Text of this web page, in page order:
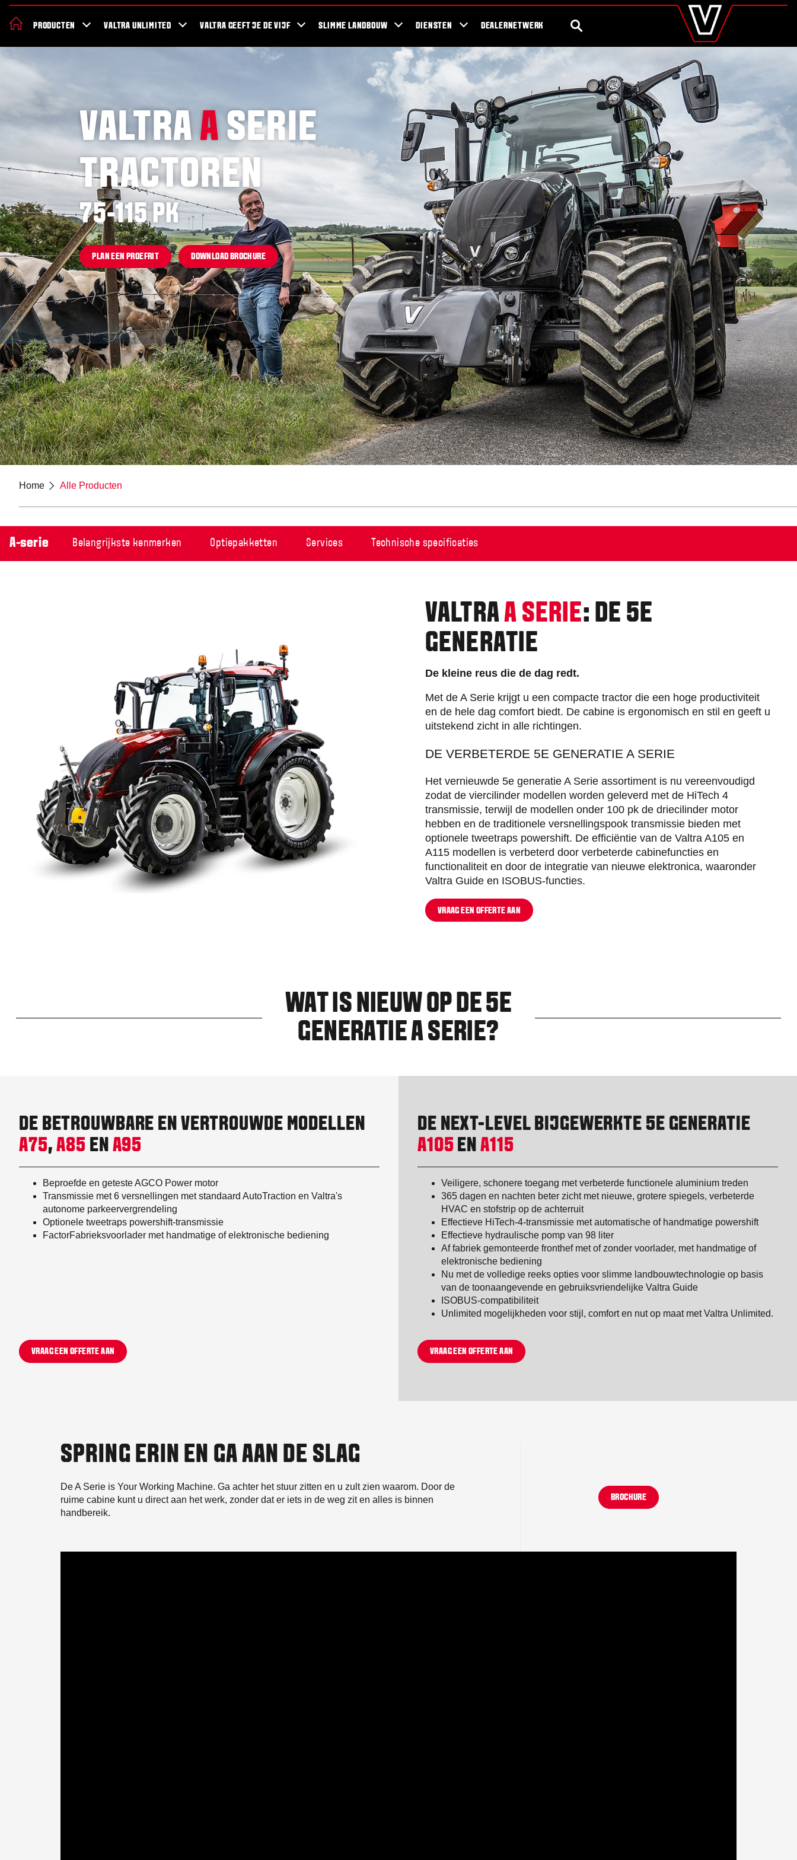
valtra.nl
Belgium
Czech Republic
Denmark
Estonia
Finland
France
Germany
Hungary
Italy
Latvia
Lithuania
The Netherlands
Norway
Poland
Portugal
Slovakia
Spain
Sweden
United Kingdom
Eastern Europe
Україна
South America
Brazil
Middle East
United Arab Emirates
Africa
English
Asia
China
PRODUCTEN VALTRA UNLIMITED VALTRA GEEFT JE DE VIJF SLIMME LANDBOUW DIENSTEN DEALERNETWERK ZOEK
VALTRA ASERIE
TRACTOREN
75-115 PK
PLAN EEN PROEFRIT DOWNLOAD BROCHURE
Home Alle Producten
A-serie Belangrijkste kenmerken Optiepakketten Services Technische specificaties
VALTRAA SERIE: DE 5E
GENERATIE
De kleine reus die de dag redt.
Met de A Serie krijgt u een compacte tractor die een hoge productiviteit
en de hele dag comfort biedt. De cabine is ergonomisch en stil en geeft u
uitstekend zicht in alle richtingen.
DE VERBETERDE 5E GENERATIE A SERIE
Het vernieuwde 5e generatie A Serie assortiment is nu vereenvoudigd
zodat de viercilinder modellen worden geleverd met de HiTech 4
transmissie, terwijl de modellen onder 100 pk de driecilinder motor
hebben en de traditionele versnellingspook transmissie bieden met
optionele tweetraps powershift. De efficiëntie van de Valtra A105 en
A115 modellen is verbeterd door verbeterde cabinefuncties en
functionaliteit en door de integratie van nieuwe elektronica, waaronder
Valtra Guide en ISOBUS-functies.
VRAAG EEN OFFERTE AAN
WAT IS NIEUW OP DE 5E
GENERATIE A SERIE?
DE BETROUWBARE EN VERTROUWDE MODELLEN
A75,A85 EN A95
Beproefde en geteste AGCO Power motor
Transmissie met 6 versnellingen met standaard AutoTraction en Valtra's
autonome parkeervergrendeling
Optionele tweetraps powershift-transmissie
FactorFabrieksvoorlader met handmatige of elektronische bediening
VRAAG EEN OFFERTE AAN
DE NEXT-LEVEL BIJGEWERKTE 5E GENERATIE
A105 ENA115
Veiligere, schonere toegang met verbeterde functionele aluminium treden
365 dagen en nachten beter zicht met nieuwe, grotere spiegels, verbeterde
HVAC en stofstrip op de achterruit
Effectieve HiTech-4-transmissie met automatische of handmatige powershift
Effectieve hydraulische pomp van 98 liter
Af fabriek gemonteerde fronthef met of zonder voorlader, met handmatige of
elektronische bediening
Nu met de volledige reeks opties voor slimme landbouwtechnologie op basis
van de toonaangevende en gebruiksvriendelijke Valtra Guide
ISOBUS-compatibiliteit
Unlimited mogelijkheden voor stijl, comfort en nut op maat met Valtra Unlimited.
VRAAG EEN OFFERTE AAN
SPRING ERIN EN GA AAN DE SLAG
De A Serie is Your Working Machine. Ga achter het stuur zitten en u zult zien waarom. Door de
ruime cabine kunt u direct aan het werk, zonder dat er iets in de weg zit en alles is binnen
handbereik.
BROCHURE